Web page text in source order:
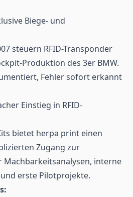
Biege- und
steuern RFID-Transponder
Produktion des 3er BMW.
Fehler sofort erkannt
Einstieg in RFID-
bietet herpa print einen
Zugang zur
Machbarkeitsanalysen, interne
erste Pilotprojekte.